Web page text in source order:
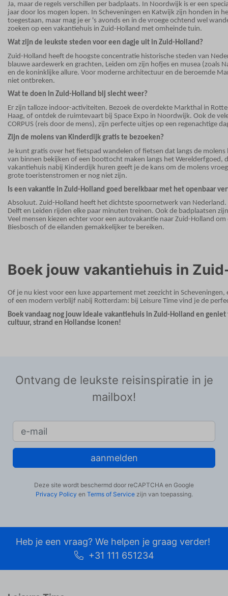
Ja, maar de regels verschillen per badplaats. In Noordwijk is er een
jaar door los mogen lopen. In Scheveningen en Katwijk zijn honden in
toegestaan, maar mag je er 's avonds en in de vroege ochtend wel
zoeken op een vakantiehuis in Zuid-Holland met omheinde tuin.
Wat zijn de leukste steden voor een dagje uit in Zuid-Holland?
Zuid-Holland heeft de hoogste concentratie historische steden van
blauwe aardewerk en grachten, Leiden om zijn hofjes en musea (zoals
en de koninklijke allure. Voor moderne architectuur en de beroemde
niet ontbreken.
Wat te doen in Zuid-Holland bij slecht weer?
Er zijn talloze indoor-activiteiten. Bezoek de overdekte Markthal in
Haag, of ontdek de ruimtevaart bij Space Expo in Noordwijk. Ook de
CORPUS (reis door de mens), zijn perfecte uitjes op een regenachtige
Zijn de molens van Kinderdijk gratis te bezoeken?
Je kunt gratis over het fietspad wandelen of fietsen dat langs de
van binnen bekijken of een boottocht maken langs het Werelderfgoed,
vakantiehuis nabij Kinderdijk huren geeft je de kans om de molens
grote toeristenstromen er nog niet zijn.
Is een vakantie in Zuid-Holland goed bereikbaar met het openbaar
Absoluut. Zuid-Holland heeft het dichtste spoornetwerk van Nederland.
Delft en Leiden rijden elke paar minuten treinen. Ook de badplaatsen
Veel mensen kiezen echter voor een autovakantie naar Zuid-Holland
Biesbosch of de eilanden gemakkelijker te bereiken.
Boek jouw vakantiehuis in
Of je nu kiest voor een luxe appartement met zeezicht in
of een modern verblijf nabij Rotterdam: bij Leisure Time vind je de
Boek vandaag nog jouw ideale vakantiehuis in Zuid-Holland en
cultuur, strand en Hollandse iconen!
Ontvang de leukste reisinspiratie in je
mailbox!
aanmelden
Deze site wordt beschermd door reCAPTCHA en Google
Privacy Policy en Terms of Servicezijn van toepassing.
Heb je een vraag? We helpen je graag verder!
+31 111 651234